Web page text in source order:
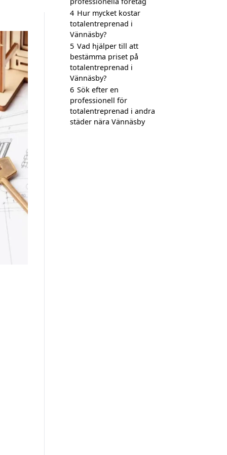
4 Hur mycket kostar
totalentreprenad i
Vännäsby?
5 Vad hjälper till att
bestämma priset på
totalentreprenad i
Vännäsby?
6 Sök efter en
professionell för
totalentreprenad i andra
städer nära Vännäsby